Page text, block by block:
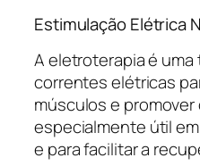
Estimulação Elétrica
A eletroterapia é
correntes elétricas
músculos e promover
especialmente útil
e para facilitar a